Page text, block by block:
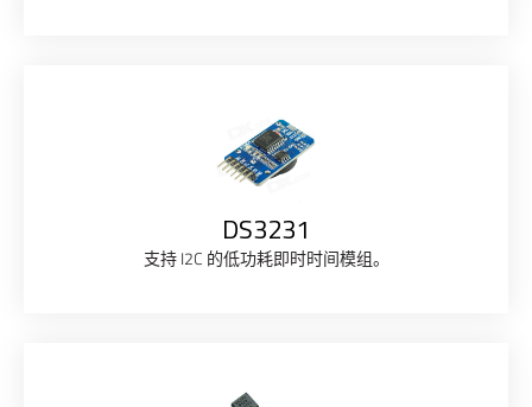
DS3231
支持 I2C 的低功耗即时时间模组。